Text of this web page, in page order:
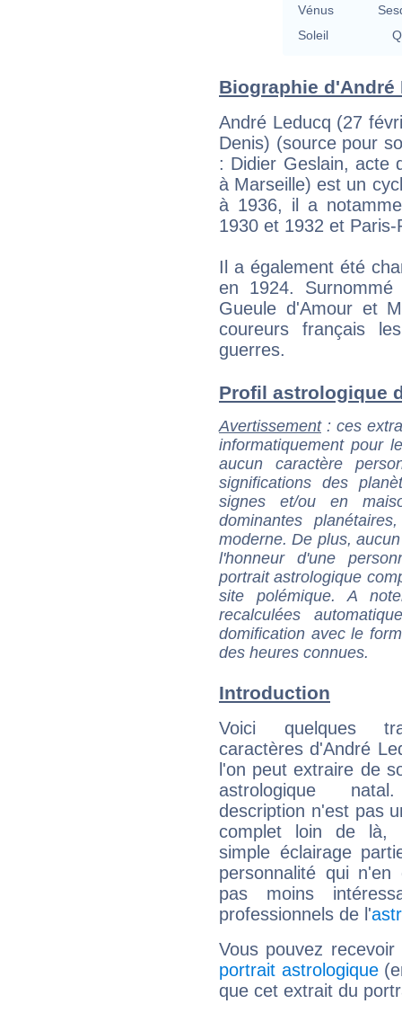
Vénus
Soleil
Biographie d'André
André Leducq (27
Denis) (source pour
: Didier Geslain, acte
à Marseille) est un
à 1936, il a
1930 et 1932 et
Il a également été
en 1924.
Gueule d'Amour et
coureurs français
guerres.
Profil astrologique
Avertissement: ces
informatiquement pour
aucun caractère
significations des
signes et/ou en
dominantes
moderne. De plus,
l'honneur d'une
portrait astrologique
site polémique. A
recalculées
domification avec le
des heures connues.
Introduction
Voici quelques
caractères d'André
l'on peut extraire de
astrologique
description n'est pas
complet loin de là,
simple éclairage
personnalité qui n'en
pas moins
professionnels de l'
Vous pouvez
portrait astrologique
que cet extrait du